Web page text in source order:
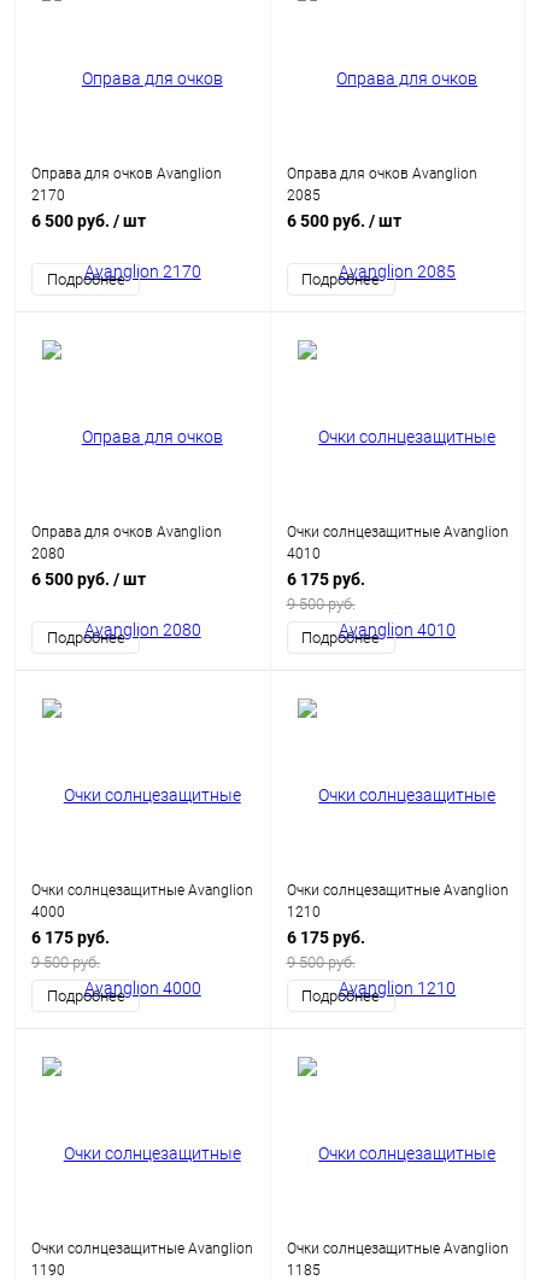
Оправа для очков Avanglion
2170
6 500 руб. / шт
Подробнее
Оправа для очков Avanglion
2085
6 500 руб. / шт
Подробнее
Оправа для очков Avanglion
2080
6 500 руб. / шт
Подробнее
Очки солнцезащитные Avanglion
4010
6 175 руб.
9 500 руб.
Подробнее
Очки солнцезащитные Avanglion
4000
6 175 руб.
9 500 руб.
Подробнее
Очки солнцезащитные Avanglion
1210
6 175 руб.
9 500 руб.
Подробнее
Очки солнцезащитные Avanglion
1190
Очки солнцезащитные Avanglion
1185